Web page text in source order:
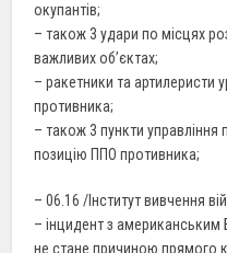
окупантів;
– також 3 удари по місцях
важливих об’єктах;
– ракетники та артилеристи
противника;
– також 3 пункти управління
позицію ППО противника;
– 06.16 /Інститут вивчення
– інцидент з
не стане причиною прямого